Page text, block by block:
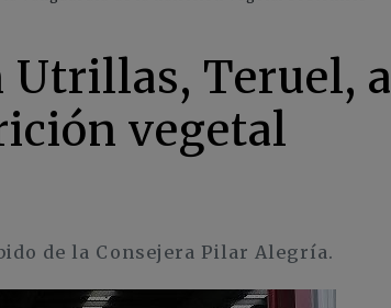
Teruel, a
vegetal
de la Consejera Pilar Alegría.